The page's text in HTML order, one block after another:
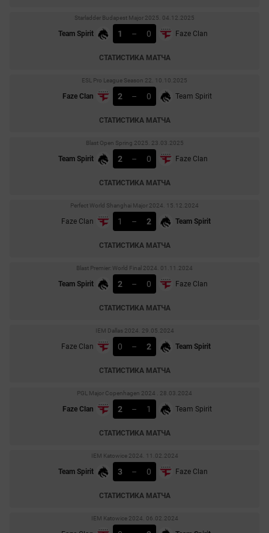
Starladder Budapest Major 2025. 04.12.2025
Team Spirit 1 – 0 Faze Clan
СТАТИСТИКА МАТЧА
ESL Pro League Season 22. 10.10.2025
Faze Clan 2 – 0 Team Spirit
СТАТИСТИКА МАТЧА
Blast Open Spring 2025. 23.03.2025
Team Spirit 2 – 0 Faze Clan
СТАТИСТИКА МАТЧА
Perfect World Shanghai Major 2024. 15.12.2024
Faze Clan 1 – 2 Team Spirit
СТАТИСТИКА МАТЧА
Blast Premier: World Final 2024. 01.11.2024
Team Spirit 2 – 0 Faze Clan
СТАТИСТИКА МАТЧА
IEM Dallas 2024. 29.05.2024
Faze Clan 0 – 2 Team Spirit
СТАТИСТИКА МАТЧА
PGL Major Copenhagen 2024 . 28.03.2024
Faze Clan 2 – 1 Team Spirit
СТАТИСТИКА МАТЧА
IEM Katowice 2024. 11.02.2024
Team Spirit 3 – 0 Faze Clan
СТАТИСТИКА МАТЧА
IEM Katowice 2024. 06.02.2024